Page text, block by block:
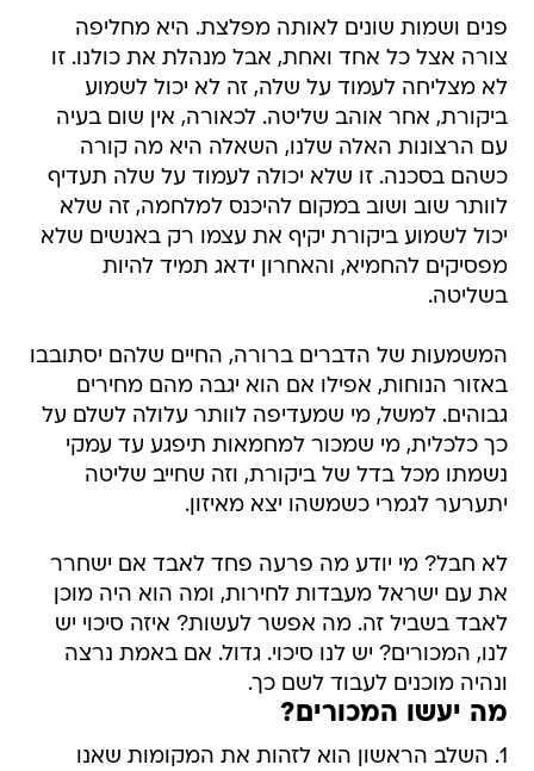
פנים ושמות שונים לאותה מפלצת. היא מחליפה
צורה אצל כל אחד ואחת, אבל מנהלת את כולנו. זו
לא מצליחה לעמוד על שלה, זה לא יכול לשמוע
ביקורת, אחר אוהב שליטה. לכאורה, אין שום בעיה
עם הרצונות האלה שלנו, השאלה היא מה קורה
כשהם בסכנה. זו שלא יכולה לעמוד על שלה תעדיף
לוותר שוב ושוב במקום להיכנס למלחמה, זה שלא
יכול לשמוע ביקורת יקיף את עצמו רק באנשים שלא
מפסיקים להחמיא, והאחרון ידאג תמיד להיות
בשליטה.
המשמעות של הדברים ברורה, החיים שלהם יסתובבו
באזור הנוחות, אפילו אם הוא יגבה מהם מחירים
גבוהים. למשל, מי שמעדיפה לוותר עלולה לשלם על
כך כלכלית, מי שמכור למחמאות תיפגע עד עמקי
נשמתו מכל בדל של ביקורת, וזה שחייב שליטה
יתערער לגמרי כשמשהו יצא מאיזון.
לא חבל? מי יודע מה פרעה פחד לאבד אם ישחרר
את עם ישראל מעבדות לחירות, ומה הוא היה מוכן
לאבד בשביל זה. מה אפשר לעשות? איזה סיכוי יש
לנו, המכורים? יש לנו סיכוי. גדול. אם באמת נרצה
ונהיה מוכנים לעבוד לשם כך.
מה יעשו המכורים?
1. השלב הראשון הוא לזהות את המקומות שאנו